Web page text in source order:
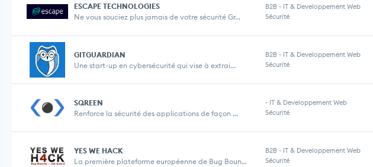
ESCAPE TECHNOLOGIES
Ne vous souciez plus jamais de votre sécurité Gr...
B2B - IT & Developpement Web
Sécurité
GITGUARDIAN
Une start-up en cybersécurité qui vise à extrai...
B2B - IT & Developpement Web
Sécurité
SQREEN
Renforce la sécurité des applications de façon ...
- IT & Developpement Web
Sécurité
YES WE HACK
La première plateforme européenne de Bug Bounty
B2B - IT & Developpement Web
Sécurité